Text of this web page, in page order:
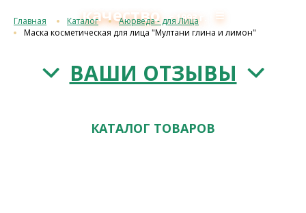
качествос 1993 г. ≡
Главная Каталог
Аюрведа - для Лица
Маска косметическая для лица "Мултани глина и лимон"
ВАШИ ОТЗЫВЫ
КАТАЛОГ ТОВАРОВ